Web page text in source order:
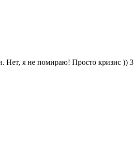
Нет, я не помираю! Просто кризис ))